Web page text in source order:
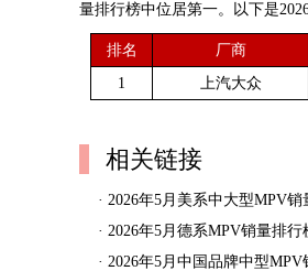
量排行榜中位居第一。以下是
排名 厂商
1
上汽大众
相关链接
· 2026年5月美系中大型MPV销
· 2026年5月德系MPV销量排行
· 2026年5月中国品牌中型MPV